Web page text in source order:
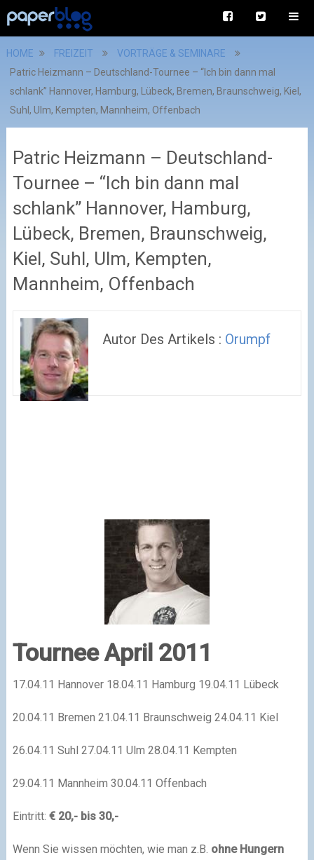
HOME FREIZEIT
VORTRÄGE & SEMINARE
Patric Heizmann – Deutschland-Tournee – “Ich bin dann mal
schlank” Hannover, Hamburg, Lübeck, Bremen, Braunschweig, Kiel,
Suhl, Ulm, Kempten, Mannheim, Offenbach
Patric Heizmann – Deutschland-
Tournee – “Ich bin dann mal
schlank” Hannover, Hamburg,
Lübeck, Bremen, Braunschweig,
Kiel, Suhl, Ulm, Kempten,
Mannheim, Offenbach
Autor Des Artikels : Orumpf
Tournee April 2011
17.04.11 Hannover 18.04.11 Hamburg 19.04.11 Lübeck
20.04.11 Bremen 21.04.11 Braunschweig 24.04.11 Kiel
26.04.11 Suhl 27.04.11 Ulm 28.04.11 Kempten
29.04.11 Mannheim 30.04.11 Offenbach
Eintritt: € 20,- bis 30,-
Wenn Sie wissen möchten, wie man z.B. ohne Hungern